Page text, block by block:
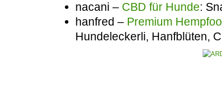
nacani – CBD für Hunde:
hanfred – Premium
Hundeleckerli, Hanfblüten,